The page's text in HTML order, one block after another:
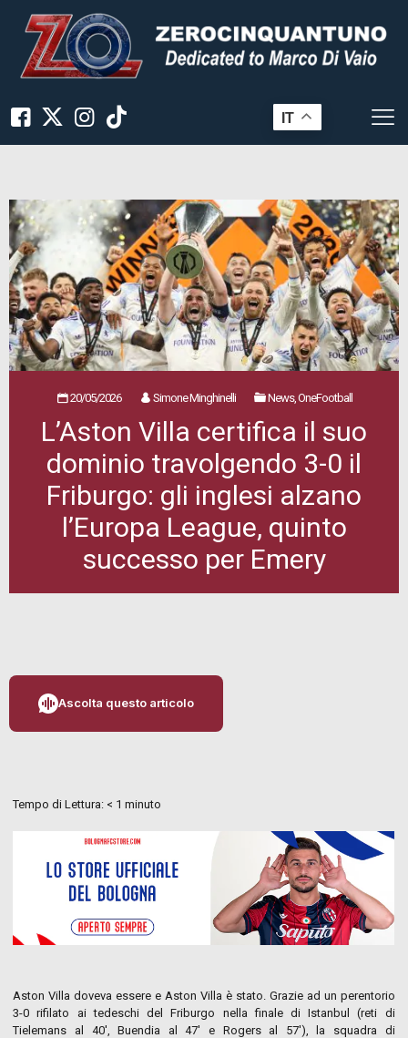
IT
20/05/2026 Simone Minghinelli News, OneFootball
L’Aston Villa certifica il suo
dominio travolgendo 3-0 il
Friburgo: gli inglesi alzano
l’Europa League, quinto
successo per Emery
Ascolta questo articolo
Tempo di Lettura: < 1 minuto
Aston Villa doveva essere e Aston Villa è stato. Grazie ad un perentorio
3-0 rifilato ai tedeschi del Friburgo nella finale di Istanbul (reti di
Tielemans al 40′, Buendia al 47′ e Rogers al 57′), la squadra di